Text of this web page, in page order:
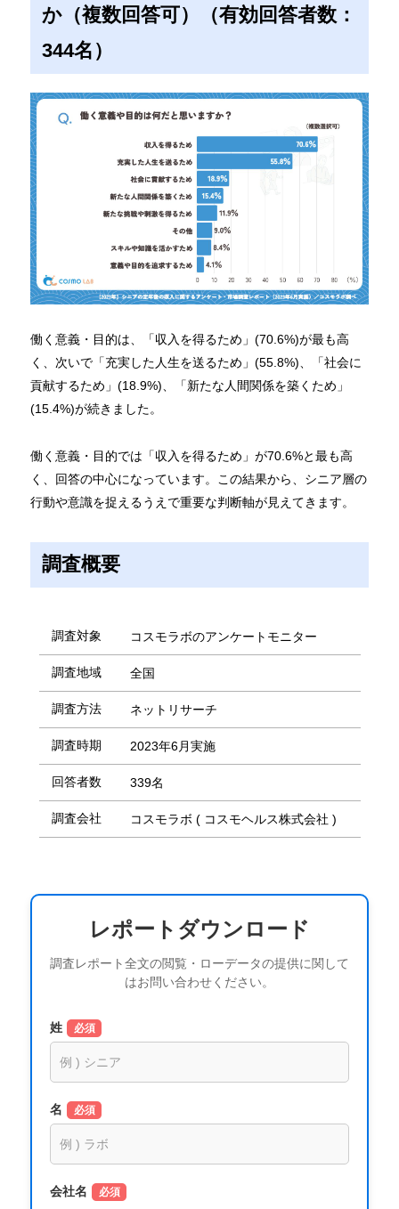
か（複数回答可）（有効回答者数：
344名）
働く意義・目的は、「収入を得るため」(70.6%)が最も高
く、次いで「充実した人生を送るため」(55.8%)、「社会に
貢献するため」(18.9%)、「新たな人間関係を築くため」
(15.4%)が続きました。
働く意義・目的では「収入を得るため」が70.6%と最も高
く、回答の中心になっています。この結果から、シニア層の
行動や意識を捉えるうえで重要な判断軸が見えてきます。
調査概要
調査対象 コスモラボのアンケートモニター
調査地域 全国
調査方法 ネットリサーチ
調査時期 2023年6月実施
回答者数 339名
調査会社 コスモラボ ( コスモヘルス株式会社 )
レポートダウンロード
調査レポート全文の閲覧・ローデータの提供に関して
はお問い合わせください。
姓 必須
名 必須
会社名 必須